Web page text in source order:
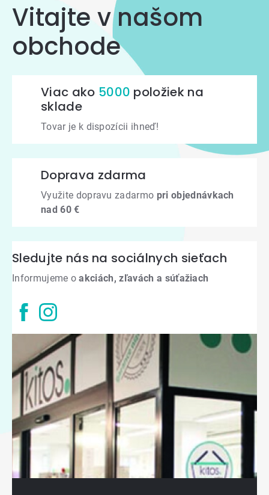
Vitajte v našom
obchode
Viac ako 5000 položiek na
sklade
Tovar je k dispozícii ihneď!
Doprava zdarma
Využite dopravu zadarmo pri objednávkach
nad 60 €
Sledujte nás na sociálnych sieťach
Informujeme oakciách, zľavách a súťažiach